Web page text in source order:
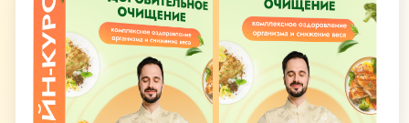
29 700 руб
49 500 руб
Все модули по очищению
и оздоровлению организма